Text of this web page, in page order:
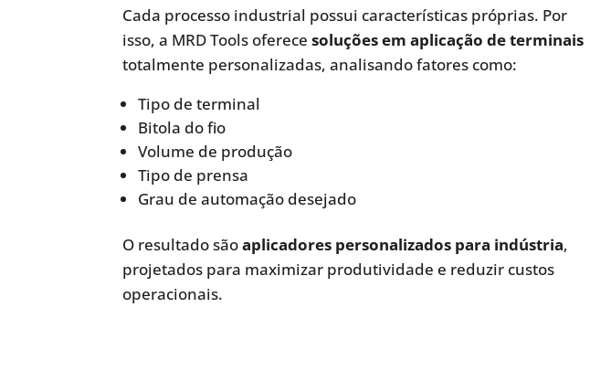
Cada processo industrial possui características próprias. Por
isso, a MRD Tools oferecesoluções em aplicação de terminais
totalmente personalizadas, analisando fatores como:
Tipo de terminal
Bitola do fio
Volume de produção
Tipo de prensa
Grau de automação desejado
O resultado sãoaplicadores personalizados para indústria,
projetados para maximizar produtividade e reduzir custos
operacionais.